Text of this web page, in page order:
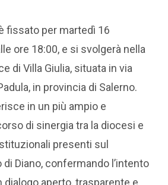
fissato per martedì 16
ore 18:00, e si svolgerà nella
di Villa Giulia, situata in via
in provincia di Salerno.
in un più ampio e
di sinergia tra la diocesi e
presenti sul
Diano, confermando l’intento
dialogo aperto, trasparente e